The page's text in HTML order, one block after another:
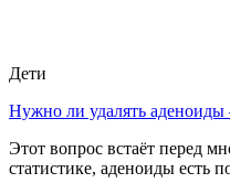
Дети
Нужно ли удалять аденоиды
Этот вопрос встаёт перед
статистике, аденоиды есть